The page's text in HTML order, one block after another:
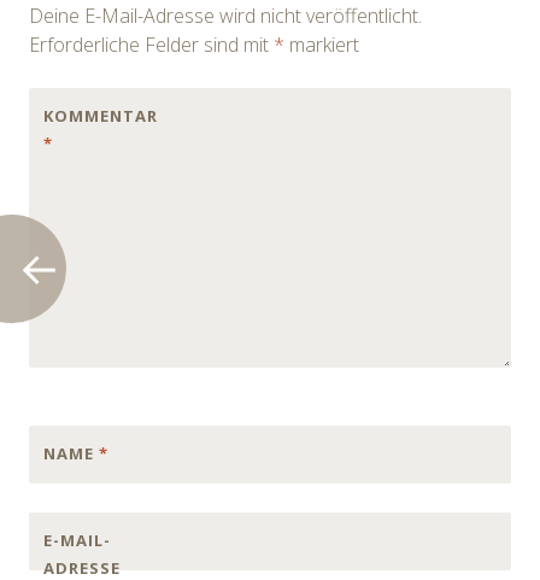
Deine E-Mail-Adresse wird nicht veröffentlicht.
Erforderliche Felder sind mit * markiert
KOMMENTAR
*
NAME *
E-MAIL-
ADRESSE